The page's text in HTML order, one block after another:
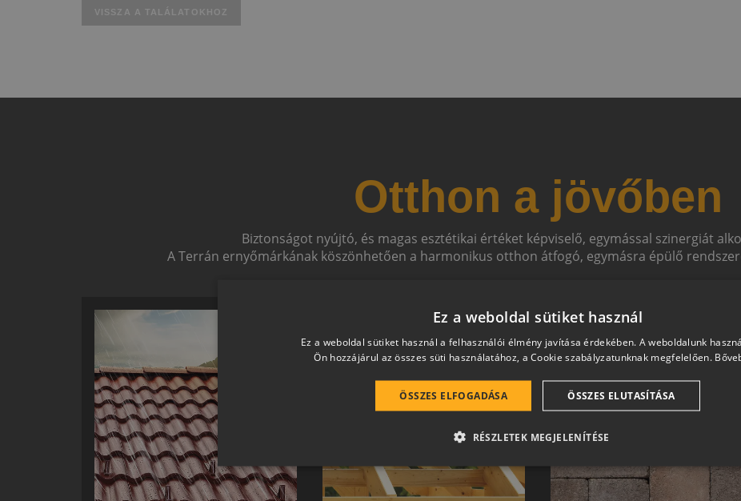
VISSZA A TALÁLATOKHOZ
Otthon a jövőben
Biztonságot nyújtó, és magas esztétikai értéket képviselő, egymással szinergiát
A Terrán ernyőmárkának köszönhetően a harmonikus otthon átfogó, egymásra épülő
Ez a weboldal sütiket használ
Ez a weboldal sütiket használ a felhasználói élmény javítása érdekében. A weboldalunk
Ön hozzájárul az összes süti használatához, a Cookie szabályzatunknak megfelelően.
ÖSSZES ELFOGADÁSA ÖSSZES ELUTASÍTÁSA
RÉSZLETEK MEGJELENÍTÉSE